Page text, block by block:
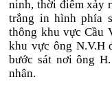
ninh, thời điểm xảy
trắng in hình phía
thông khu vực Cầu
khu vực ông N.V.H
bước sát nơi ông
nhân.